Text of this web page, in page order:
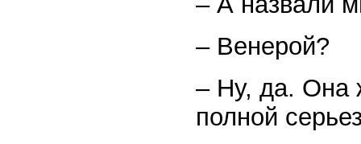
– Венерой?
– Ну, да. Она
полной